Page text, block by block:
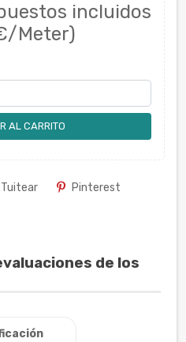
incluidos
Meter)
AL CARRITO
Tuitear Pinterest
de los